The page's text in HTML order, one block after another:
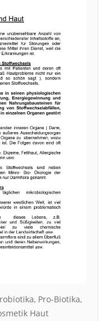
Pro-Biotika,
Haut